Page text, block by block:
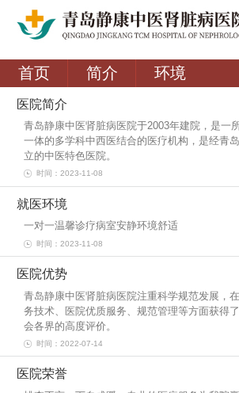
首页 简介 环境
医院简介
青岛静康中医肾脏病医院于2003年建院，是一
一体的多学科中西医结合的医疗机构，是经青
立的中医特色医院。
时间：2023-11-08
就医环境
一对一温馨诊疗病室安静环境舒适
时间：2023-11-08
医院优势
青岛静康中医肾脏病医院注重科学规范发展，
务技术、医院优质服务、规范管理等方面获得
会各界的高度评价。
时间：2022-07-14
医院荣誉